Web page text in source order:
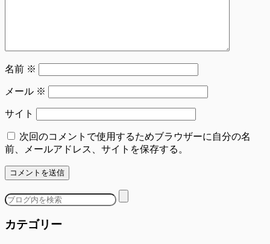
名前 ※
メール ※
サイト
次回のコメントで使用するためブラウザーに自分の名
前、メールアドレス、サイトを保存する。
カテゴリー